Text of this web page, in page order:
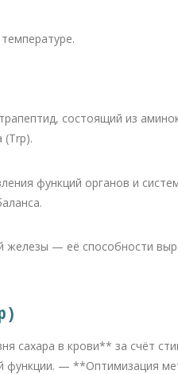
состоящий из
(Trp).
функций органов и
железы — её способности
в крови** за счёт
функции. — **Оптимизация